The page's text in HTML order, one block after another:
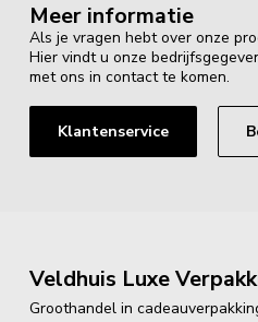
Meer informatie
Als je vragen hebt over onze
Hier vindt u onze
met ons in contact te komen.
Klantenservice
Veldhuis Luxe
Groothandel in